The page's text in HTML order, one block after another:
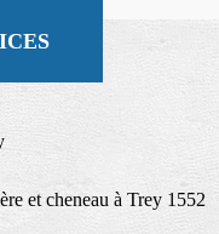
et cheneau à Trey 1552